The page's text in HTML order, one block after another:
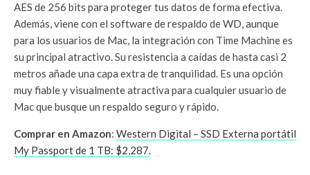
AES de 256 bits para proteger tus datos de forma efectiva.
Además, viene con el software de respaldo de WD, aunque
para los usuarios de Mac, la integración con Time Machine es
su principal atractivo. Su resistencia a caídas de hasta casi 2
metros añade una capa extra de tranquilidad. Es una opción
muy fiable y visualmente atractiva para cualquier usuario de
Mac que busque un respaldo seguro y rápido.
Comprar en Amazon: Western Digital – SSD Externa portátil
My Passport de 1 TB: $2,287.